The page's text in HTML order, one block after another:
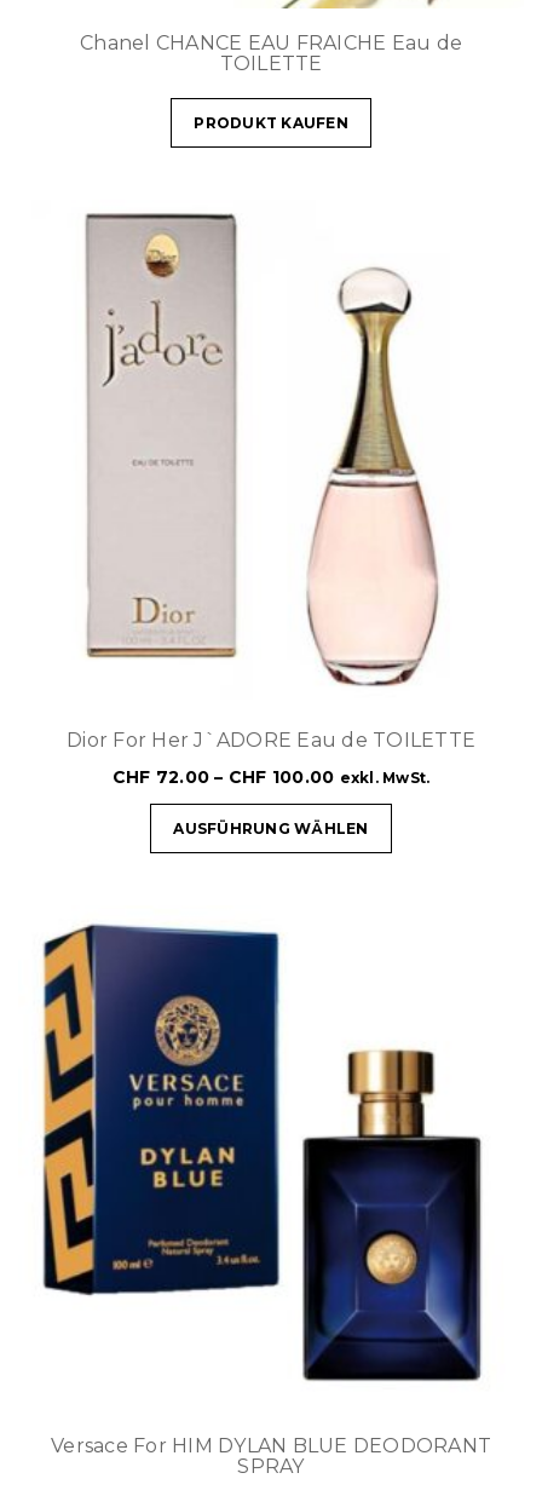
Chanel CHANCE EAU FRAICHE Eau de
TOILETTE
PRODUKT KAUFEN
Dior For Her J`ADORE Eau de TOILETTE
CHF 72.00 – CHF 100.00 exkl. MwSt.
AUSFÜHRUNG WÄHLEN
Versace For HIM DYLAN BLUE DEODORANT
SPRAY